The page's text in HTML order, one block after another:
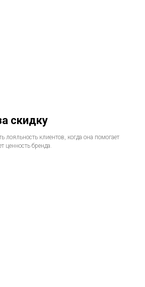
скидку
лояльность клиентов, когда она помогает
ценность бренда.